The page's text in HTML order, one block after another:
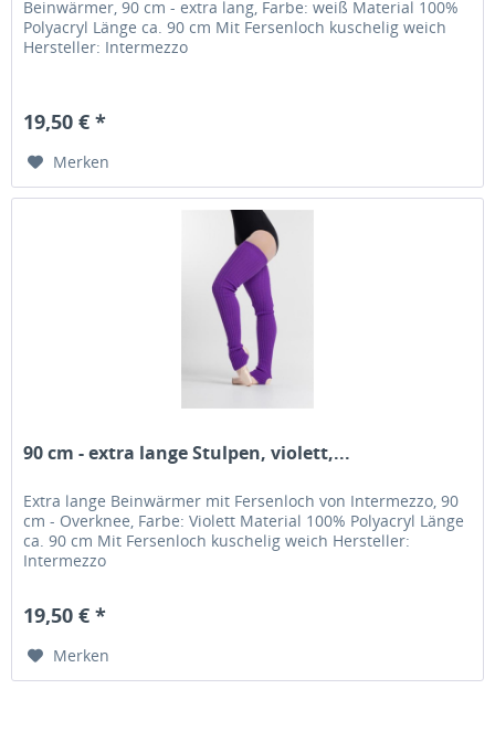
Beinwärmer, 90 cm - extra lang, Farbe: weiß Material 100%
Polyacryl Länge ca. 90 cm Mit Fersenloch kuschelig weich
Hersteller: Intermezzo
19,50 € *
Merken
90 cm - extra lange Stulpen, violett,...
Extra lange Beinwärmer mit Fersenloch von Intermezzo, 90
cm - Overknee, Farbe: Violett Material 100% Polyacryl Länge
ca. 90 cm Mit Fersenloch kuschelig weich Hersteller:
Intermezzo
19,50 € *
Merken